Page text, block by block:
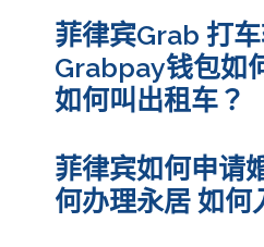
菲律宾Grab 打
Grabpay钱包如
如何叫出租车？
菲律宾如何申请
何办理永居 如何